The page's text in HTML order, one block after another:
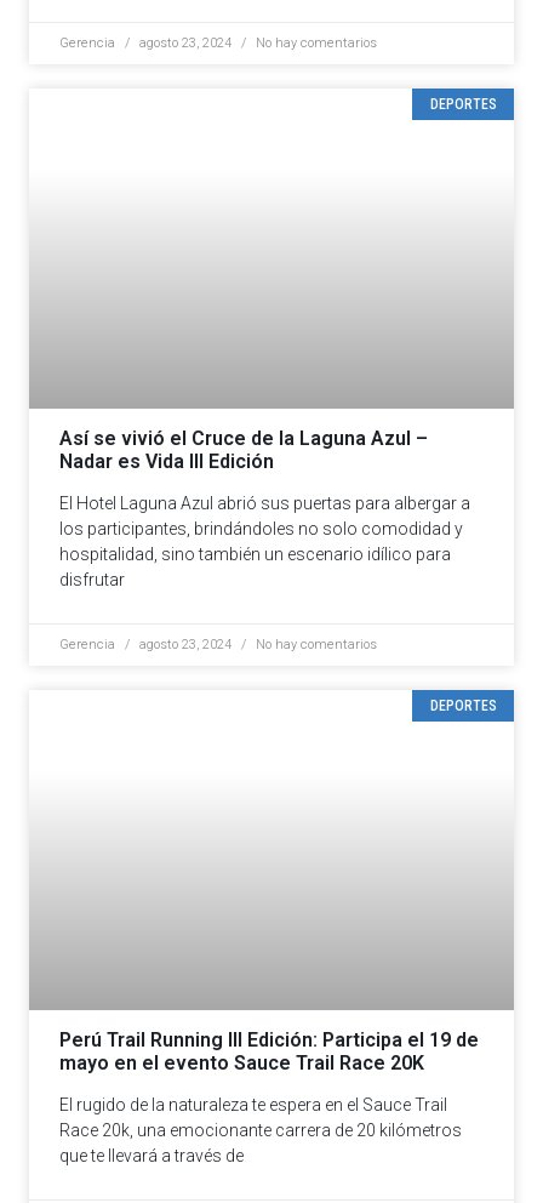
Gerencia agosto 23, 2024 No hay comentarios
DEPORTES
Así se vivió el Cruce de la Laguna Azul –
Nadar es Vida III Edición
El Hotel Laguna Azul abrió sus puertas para albergar a
los participantes, brindándoles no solo comodidad y
hospitalidad, sino también un escenario idílico para
disfrutar
Gerencia agosto 23, 2024 No hay comentarios
DEPORTES
Perú Trail Running III Edición: Participa el 19 de
mayo en el evento Sauce Trail Race 20K
El rugido de la naturaleza te espera en el Sauce Trail
Race 20k, una emocionante carrera de 20 kilómetros
que te llevará a través de